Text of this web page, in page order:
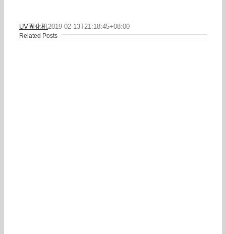
UV固化机2019-02-13T21:18:45+08:00
Related Posts